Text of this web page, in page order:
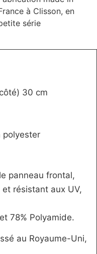
à Clisson, en
série
30 cm
polyester
panneau frontal,
résistant aux UV,
78% Polyamide.
au Royaume-Uni,